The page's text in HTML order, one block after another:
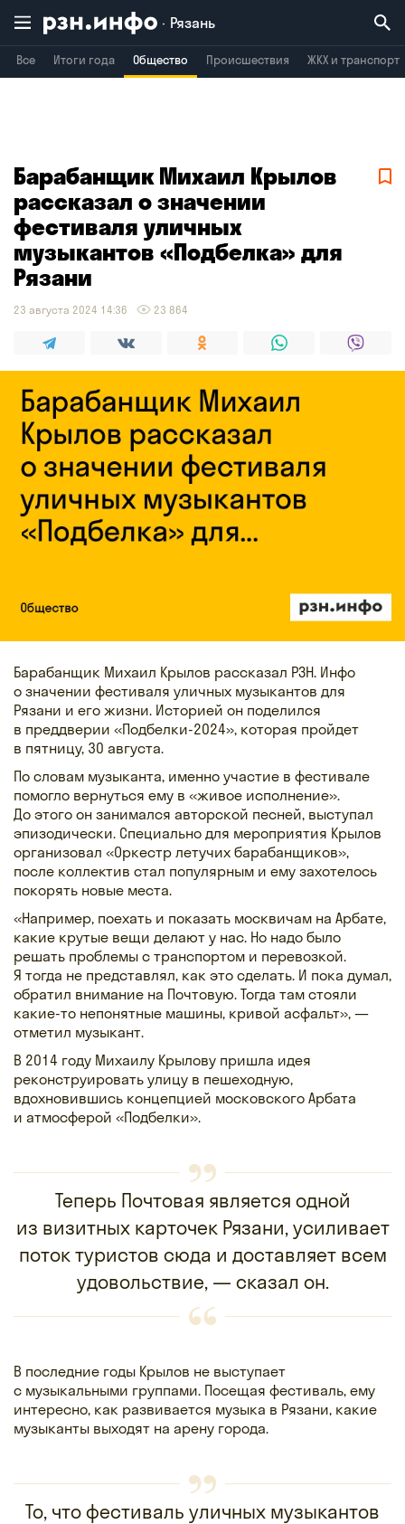
Рязань
Все Итоги года Общество Происшествия ЖКХ и транспорт
Воронеж Брянск
Барабанщик Михаил Крылов
рассказал о значении
фестиваля уличных
музыкантов «Подбелка» для
Рязани
23 августа 2024 14:36 23 864
Барабанщик Михаил Крылов рассказал РЗН. Инфо
о значении фестиваля уличных музыкантов для
Рязани и его жизни. Историей он поделился
в преддверии «Подбелки-2024», которая пройдет
в пятницу, 30 августа.
По словам музыканта, именно участие в фестивале
помогло вернуться ему в «живое исполнение».
До этого он занимался авторской песней, выступал
эпизодически. Специально для мероприятия Крылов
организовал «Оркестр летучих барабанщиков»,
после коллектив стал популярным и ему захотелось
покорять новые места.
«Например, поехать и показать москвичам на Арбате,
какие крутые вещи делают у нас. Но надо было
решать проблемы с транспортом и перевозкой.
Я тогда не представлял, как это сделать. И пока думал,
обратил внимание на Почтовую. Тогда там стояли
какие-то непонятные машины, кривой асфальт», —
отметил музыкант.
В 2014 году Михаилу Крылову пришла идея
реконструировать улицу в пешеходную,
вдохновившись концепцией московского Арбата
и атмосферой «Подбелки».
Теперь Почтовая является одной
из визитных карточек Рязани, усиливает
поток туристов сюда и доставляет всем
удовольствие, — сказал он.
В последние годы Крылов не выступает
с музыкальными группами. Посещая фестиваль, ему
интересно, как развивается музыка в Рязани, какие
музыканты выходят на арену города.
То, что фестиваль уличных музыкантов